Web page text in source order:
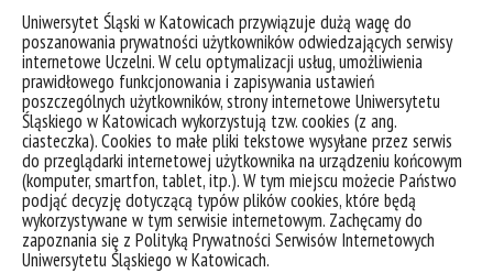
Uniwersytet Śląski w Katowicach przywiązuje dużą wagę do
poszanowania prywatności użytkowników odwiedzających serwisy
internetowe Uczelni. W celu optymalizacji usług, umożliwienia
prawidłowego funkcjonowania i zapisywania ustawień
poszczególnych użytkowników, strony internetowe Uniwersytetu
Śląskiego w Katowicach wykorzystują tzw. cookies (z ang.
ciasteczka). Cookies to małe pliki tekstowe wysyłane przez serwis
do przeglądarki internetowej użytkownika na urządzeniu końcowym
(komputer, smartfon, tablet, itp.). W tym miejscu możecie Państwo
podjąć decyzję dotyczącą typów plików cookies, które będą
wykorzystywane w tym serwisie internetowym. Zachęcamy do
zapoznania się z Polityką Prywatności Serwisów Internetowych
Uniwersytetu Śląskiego w Katowicach.
o wydawnictwie
Kolegium Wydawnicze